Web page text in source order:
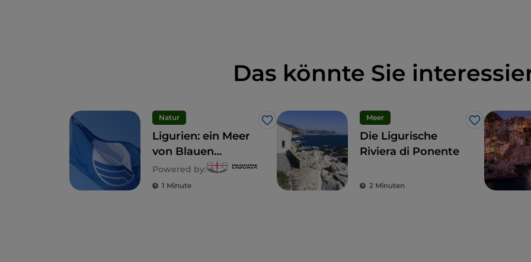
Das könnte Sie
Natur
Like
Ligurien: ein Meer
von Blauen
Flaggen
Powered by:
1 Minute
Meer
Like
Die Ligurische
Riviera di Ponente
2 Minuten